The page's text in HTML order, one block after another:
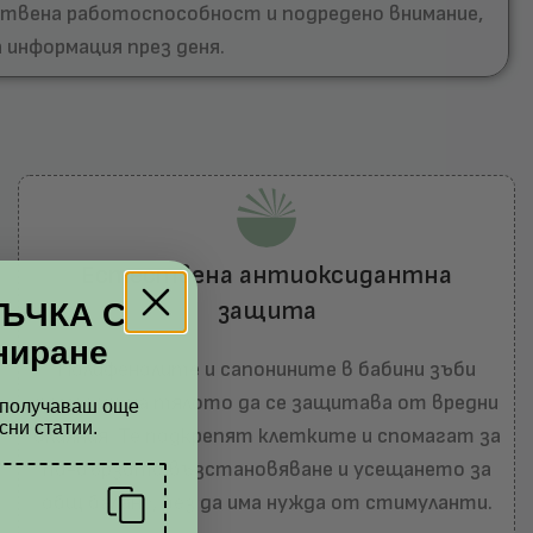
работоспособност и подредено внимание,
през деня.
Естествена антиоксидантна
защита
Полифенолите и сапонините в бабини зъби
помагат на тялото да се защитава от вредни
влияния.
Те подкрепят клетките и спомагат за
по-бързото възстановяване и усещането за
общ баланс, без да има нужда от стимуланти.
С
още
статии.